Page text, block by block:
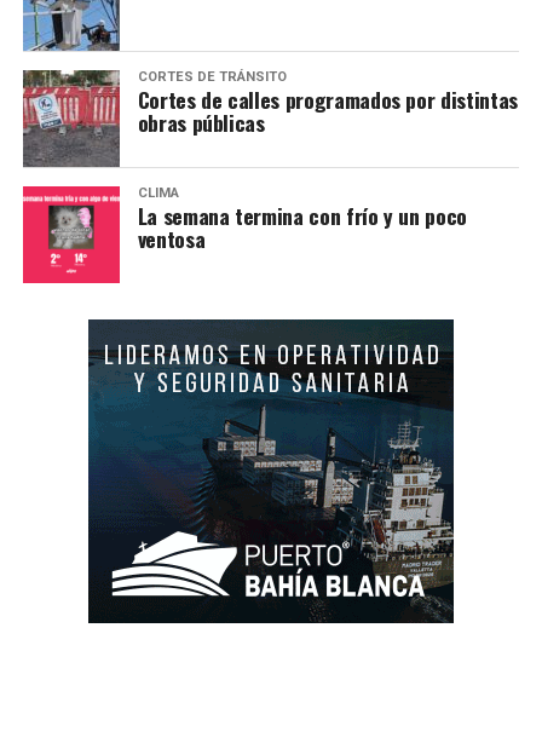
CORTES DE TRÁNSITO
Cortes de calles programados por distintas
obras públicas
CLIMA
La semana termina con frío y un poco
ventosa